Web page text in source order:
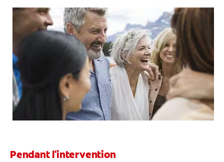
POUR LES PROFESSIONNELS
FR (CA)
Pendant l'intervention